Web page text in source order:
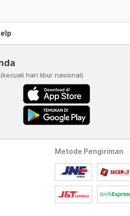
(kecuali hari libur nasional)
Metode Pengiriman